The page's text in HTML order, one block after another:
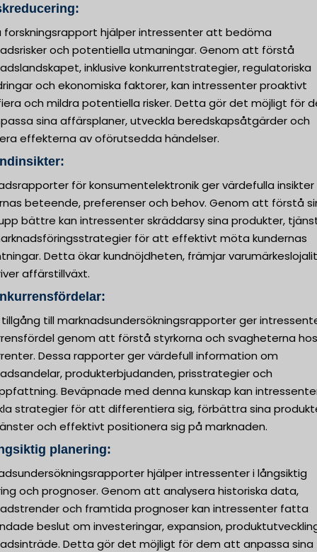
forskningsrapport hjälper intressenter att bedöma
och potentiella utmaningar. Genom att förstå
inklusive konkurrentstrategier, regulatoriska
och ekonomiska faktorer, kan intressenter proaktivt
och mildra potentiella risker. Detta gör det möjligt för
sina affärsplaner, utveckla beredskapsåtgärder och
effekterna av oförutsedda händelser.
för konsumentelektronik ger värdefulla
beteende, preferenser och behov. Genom att förstå
bättre kan intressenter skräddarsy sina produkter,
för att effektivt möta kundernas
Detta ökar kundnöjdheten, främjar
affärstillväxt.
till marknadsundersökningsrapporter ger
genom att förstå styrkorna och svagheterna
Dessa rapporter ger värdefull information om
produkterbjudanden, prisstrategier och
Beväpnade med denna kunskap kan
strategier för att differentiera sig, förbättra sina
och effektivt positionera sig på marknaden.
planering:
hjälper intressenter i långsiktig
och prognoser. Genom att analysera historiska data,
och framtida prognoser kan intressenter fatta
beslut om investeringar, expansion,
Detta gör det möjligt för dem att anpassa sina